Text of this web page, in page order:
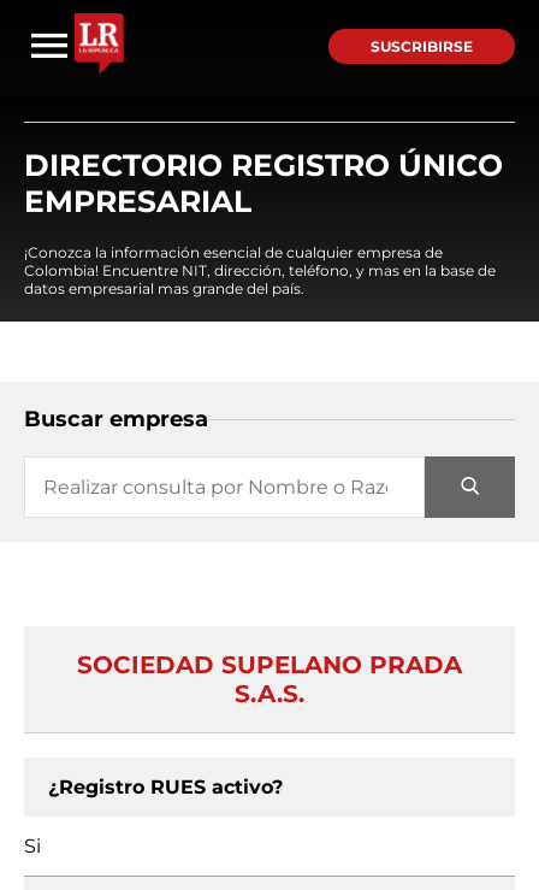
SUSCRIBIRSE
DIRECTORIO REGISTRO ÚNICO
EMPRESARIAL
¡Conozca la información esencial de cualquier empresa de
Colombia! Encuentre NIT, dirección, teléfono, y mas en la base de
datos empresarial mas grande del país.
Buscar empresa
SOCIEDAD SUPELANO PRADA
S.A.S.
¿Registro RUES activo?
Si